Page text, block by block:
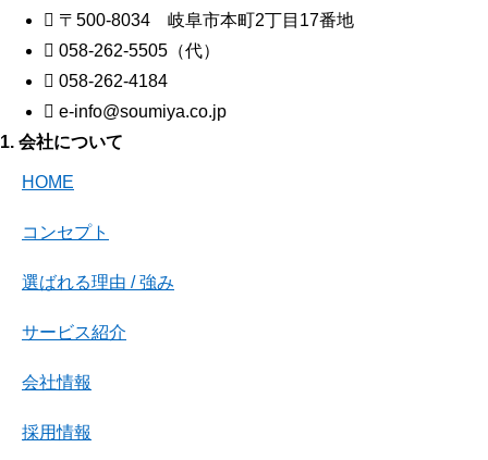
〒500-8034 岐阜市本町2丁目17番地
058-262-5505（代）
058-262-4184
e-info@soumiya.co.jp
1. 会社について
HOME
コンセプト
選ばれる理由 / 強み
サービス紹介
会社情報
採用情報